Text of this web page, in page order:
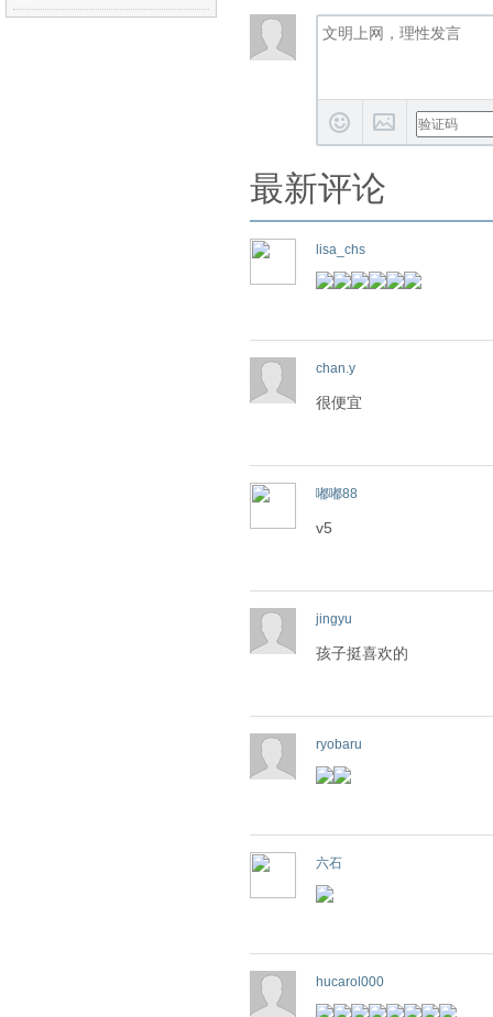
最新评论
lisa_chs
chan.y
很便宜
嘟嘟88
v5
jingyu
孩子挺喜欢的
ryobaru
六石
hucarol000